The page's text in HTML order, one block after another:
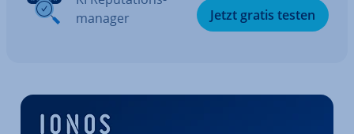
ma­na­ger
Jetzt gratis testen